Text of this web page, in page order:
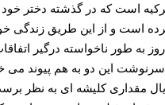
است که در گذشته دختر خود
است و از این طریق زندگی
به طور ناخواسته درگیر
این دو به هم پیوند می
کلیشه‌ ای به نظر برسد